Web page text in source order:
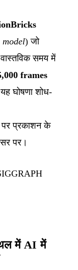
model) जो
समय में
frames
घोषणा शोध-
पर प्रकाशन के
पर।
में AI में